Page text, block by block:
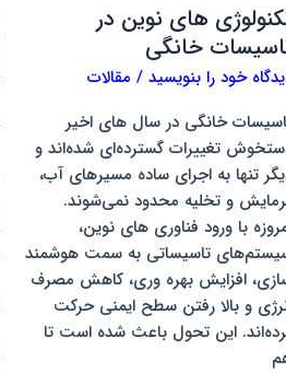
های نوین در
خانگی
خود را بنویسید / مقالات
خانگی در سال های اخیر
تغییرات گسترده‌ای شده‌اند و
تنها به اجرای ساده مسیرهای آب،
و تخلیه محدود نمی‌شوند.
با ورود فناوری های نوین،
تاسیساتی به سمت هوشمند
افزایش بهره‌ وری، کاهش مصرف
و بالا رفتن سطح ایمنی حرکت
این تحول باعث شده است تا